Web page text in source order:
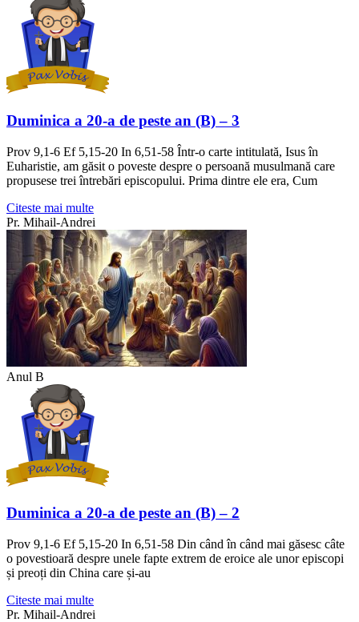
Duminica a 20-a de peste an (B) – 3
Prov 9,1-6 Ef 5,15-20 In 6,51-58 Într-o carte intitulată, Isus în
Euharistie, am găsit o poveste despre o persoană musulmană care
propusese trei întrebări episcopului. Prima dintre ele era, Cum
Citeste mai multe
Pr. Mihail-Andrei
Anul B
Duminica a 20-a de peste an (B) – 2
Prov 9,1-6 Ef 5,15-20 In 6,51-58 Din când în când mai găsesc câte
o povestioară despre unele fapte extrem de eroice ale unor episcopi
și preoți din China care și-au
Citeste mai multe
Pr. Mihail-Andrei